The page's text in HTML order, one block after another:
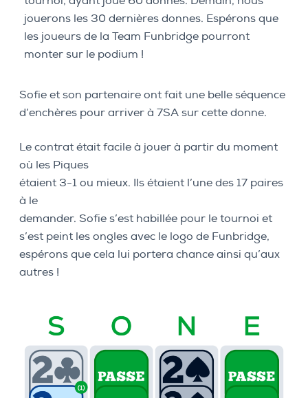
jouerons les 30 dernières donnes. Espérons que
les joueurs de la Team Funbridge pourront
monter sur le podium !
Sofie et son partenaire ont fait une belle séquence
d’enchères pour arriver à 7SA sur cette donne.
Le contrat était facile à jouer à partir du moment
où les Piques
étaient 3-1 ou mieux. Ils étaient l’une des 17 paires
à le
demander. Sofie s’est habillée pour le tournoi et
s’est peint les ongles avec le logo de Funbridge,
espérons que cela lui portera chance ainsi qu’aux
autres !